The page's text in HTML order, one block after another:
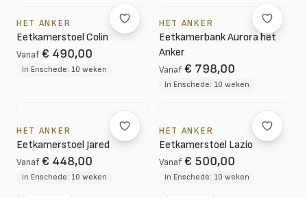
HET ANKER
Eetkamerstoel Colin
Vanaf € 490,00
In Enschede: 10 weken
HET ANKER
Eetkamerbank Aurora het
Anker
Vanaf € 798,00
In Enschede: 10 weken
HET ANKER
Eetkamerstoel Jared
Vanaf € 448,00
In Enschede: 10 weken
HET ANKER
Eetkamerstoel Lazio
Vanaf € 500,00
In Enschede: 10 weken